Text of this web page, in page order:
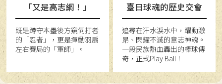
「又是高志綱！」
既是蹲守本壘後方窺伺打者
的「忍者」，更是揮動羽扇
左右賽局的「軍師」。
臺日球魂的歷史交會
追尋在汗水淚水中，躍動激
昂、閃耀不滅的意志神魂。
一段民族熱血轟出的棒球傳
奇，正式Play Ball！